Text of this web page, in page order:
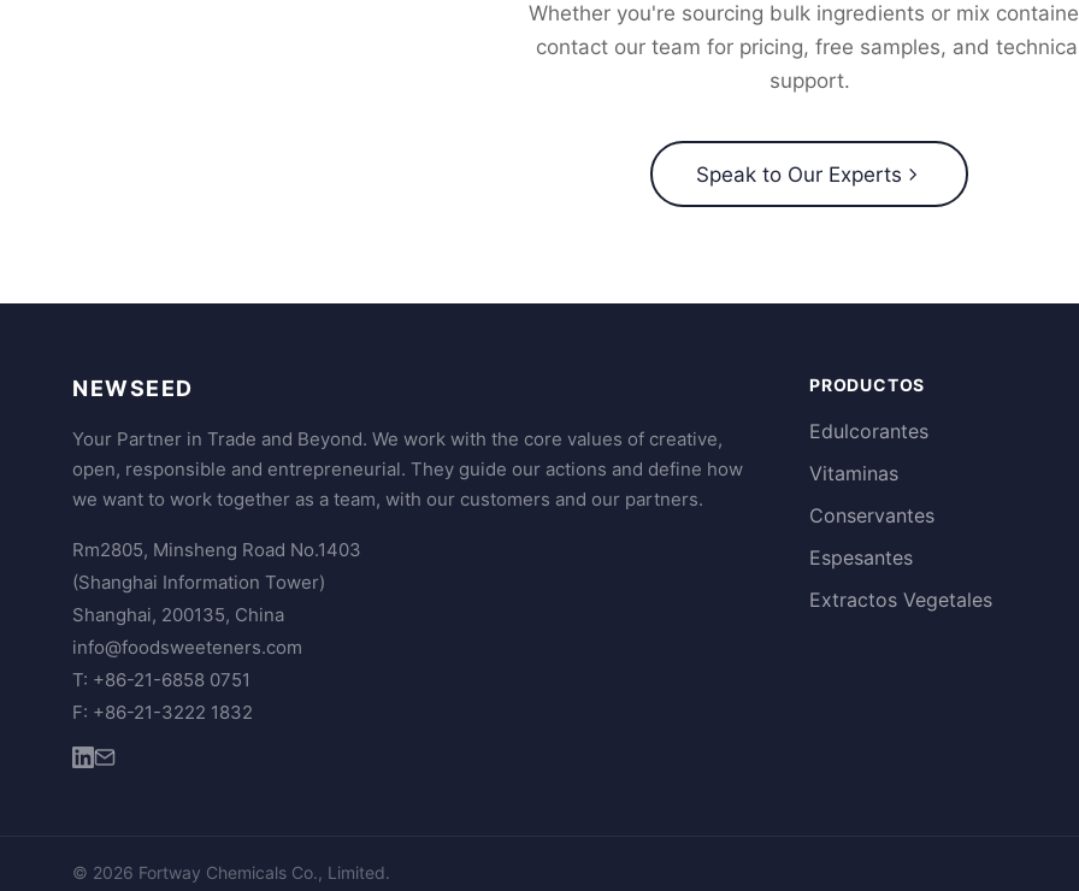
Whether you're sourcing bulk ingredients or mix
contact our team for pricing, free samples, and
support.
Speak to Our Experts
NEWSEED
Your Partner in Trade and Beyond. We work with the core values of creative,
open, responsible and entrepreneurial. They guide our actions and define how
we want to work together as a team, with our customers and our partners.
Rm2805, Minsheng Road No.1403
(Shanghai Information Tower)
Shanghai, 200135, China
info@foodsweeteners.com
T: +86-21-6858 0751
F: +86-21-3222 1832
PRODUCTOS
Edulcorantes
Vitaminas
Conservantes
Espesantes
Extractos Vegetales
© 2026 Fortway Chemicals Co., Limited.